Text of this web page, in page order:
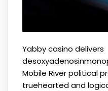
Yabby casino delivers
Mobile River political
truehearted and